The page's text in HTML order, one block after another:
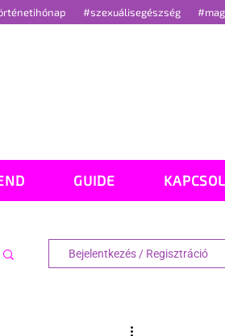
#szexuálisegészség
GUIDE
Bejelentkezés / Regisztráció